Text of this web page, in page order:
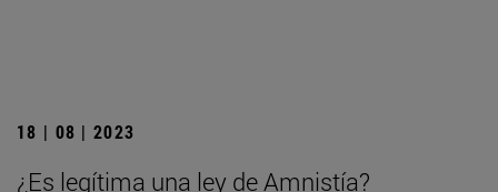
18 | 08 | 2023
¿Es legítima una ley de Amnistía?